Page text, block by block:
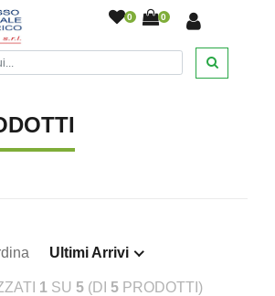
0 0
Ultimi Arrivi
1 SU 5(DI 5PRODOTTI)